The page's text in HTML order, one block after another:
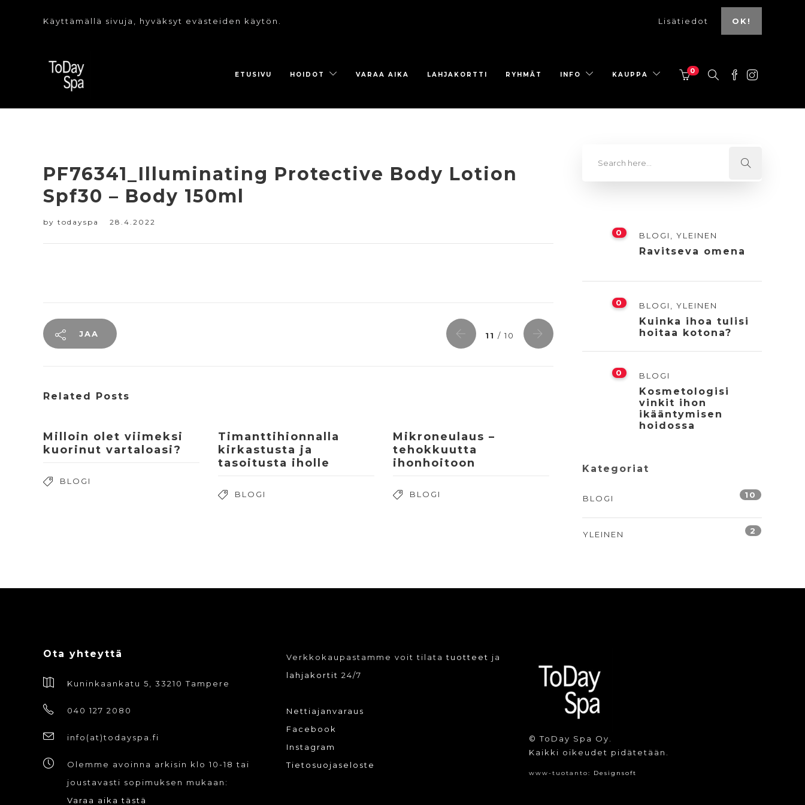
Käyttämällä sivuja, hyväksyt evästeiden käytön. Lisätiedot OK!
ETUSIVU HOIDOT VARAA AIKA LAHJAKORTTI RYHMÄT INFO KAUPPA 0
PF76341_Illuminating Protective Body Lotion
Spf30 – Body 150ml
by todayspa 28.4.2022
JAA 11 / 10
Related Posts
Milloin olet viimeksi
kuorinut vartaloasi?
BLOGI
Timanttihionnalla
kirkastusta ja
tasoitusta iholle
BLOGI
Mikroneulaus –
tehokkuutta
ihonhoitoon
BLOGI
0 BLOGI YLEINEN
Ravitseva omena
0 BLOGI YLEINEN
Kuinka ihoa tulisi
hoitaa kotona?
0 BLOGI
Kosmetologisi
vinkit ihon
ikääntymisen
hoidossa
Kategoriat
BLOGI 10
YLEINEN 2
Ota yhteyttä
Kuninkaankatu 5, 33210 Tampere
040 127 2080
info(at)todayspa.fi
Olemme avoinna arkisin klo 10-18 tai
joustavasti sopimuksen mukaan:
Varaa aika tästä
Verkkokaupastamme voit tilatatuotteet ja
lahjakortit 24/7
Nettiajanvaraus
Facebook
Instagram
Tietosuojaseloste
© ToDay Spa Oy.
Kaikki oikeudet pidätetään.
www-tuotanto: Designsoft